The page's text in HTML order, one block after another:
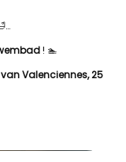
! 🏊
Valenciennes, 25